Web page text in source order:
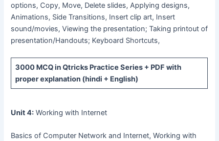
options, Copy, Move, Delete slides, Applying designs,
Animations, Side Transitions, Insert clip art, Insert
sound/movies, Viewing the presentation; Taking printout of
presentation/Handouts; Keyboard Shortcuts,
3000 MCQin Qtricks Practice Series + PDF with
proper explanation (hindi + English)
Unit 4: Working with Internet
Basics of Computer Network and Internet, Working with